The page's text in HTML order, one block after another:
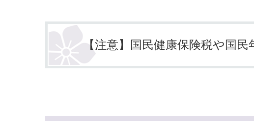
斎場・墓園・墓地
防災・防犯・消防・行方不明
スポーツ 保険・
市民センター・市民活動・交流施
設
市政へのご意見 施
市の人事・職員採用
入札・契約
【注意】国民健康保険税や国